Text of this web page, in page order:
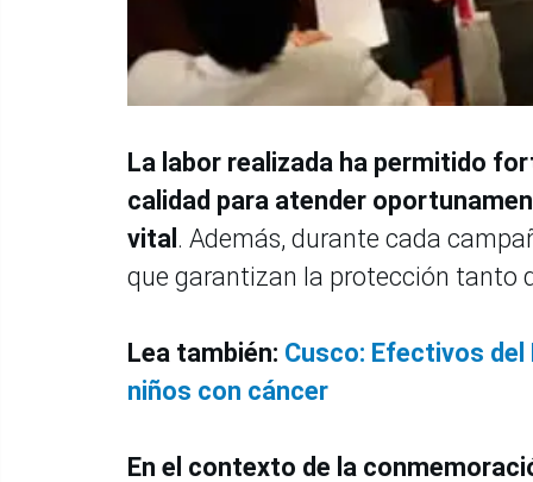
La labor realizada ha permitido
calidad para atender
vital . Además, durante cada
que garantizan la protección tanto
Lea también: Cusco: Efectivos
niños con cáncer
En el contexto de la